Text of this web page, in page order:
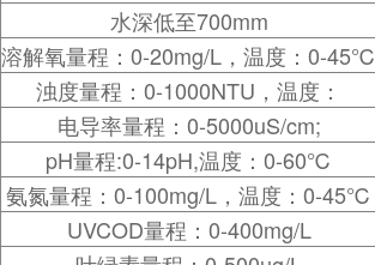
水深低至700mm
溶解氧量程：0-20mg/L，温度：0-45℃
浊度量程：0-1000NTU，温度：
电导率量程：0-5000uS/cm;
pH量程:0-14pH,温度：0-60℃
氨氮量程：0-100mg/L，温度：0-45℃
UVCOD量程：0-400mg/L